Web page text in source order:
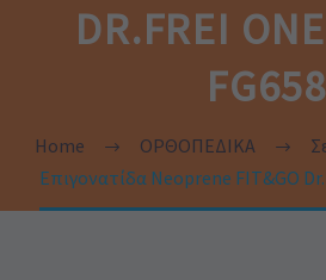
DR.FREI
FG658
Home ΟΡΘΟΠΕΔΙΚΑ
Επιγονατίδα Neoprene FIT&GO